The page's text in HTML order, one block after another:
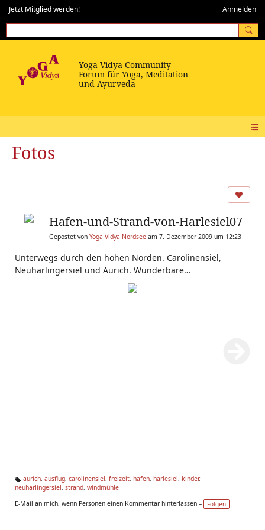
Jetzt Mitglied werden! Anmelden
Fotos
Hafen-und-Strand-von-Harlesiel07
Gepostet von Yoga Vidya Nordsee am 7. Dezember 2009 um 12:23
Unterwegs durch den hohen Norden. Carolinensiel,
Neuharlingersiel und Aurich. Wunderbare
Ausflugsmöglichkeiten vom Haus Yoga Vidya Nordsee aus
www.yoga-vidya.de/center/haus-nordsee/start.html
Ta
s:
aurich, ausflug, carolinensiel, freizeit, hafen, harlesiel, kinder,
neuharlingersiel, strand, windmühle
E-Mail an mich, wenn Personen einen Kommentar hinterlassen –
Folgen